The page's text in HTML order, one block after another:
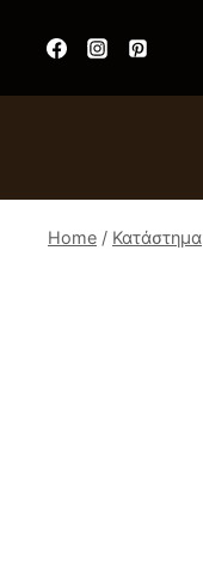
Home / Κατάστημα